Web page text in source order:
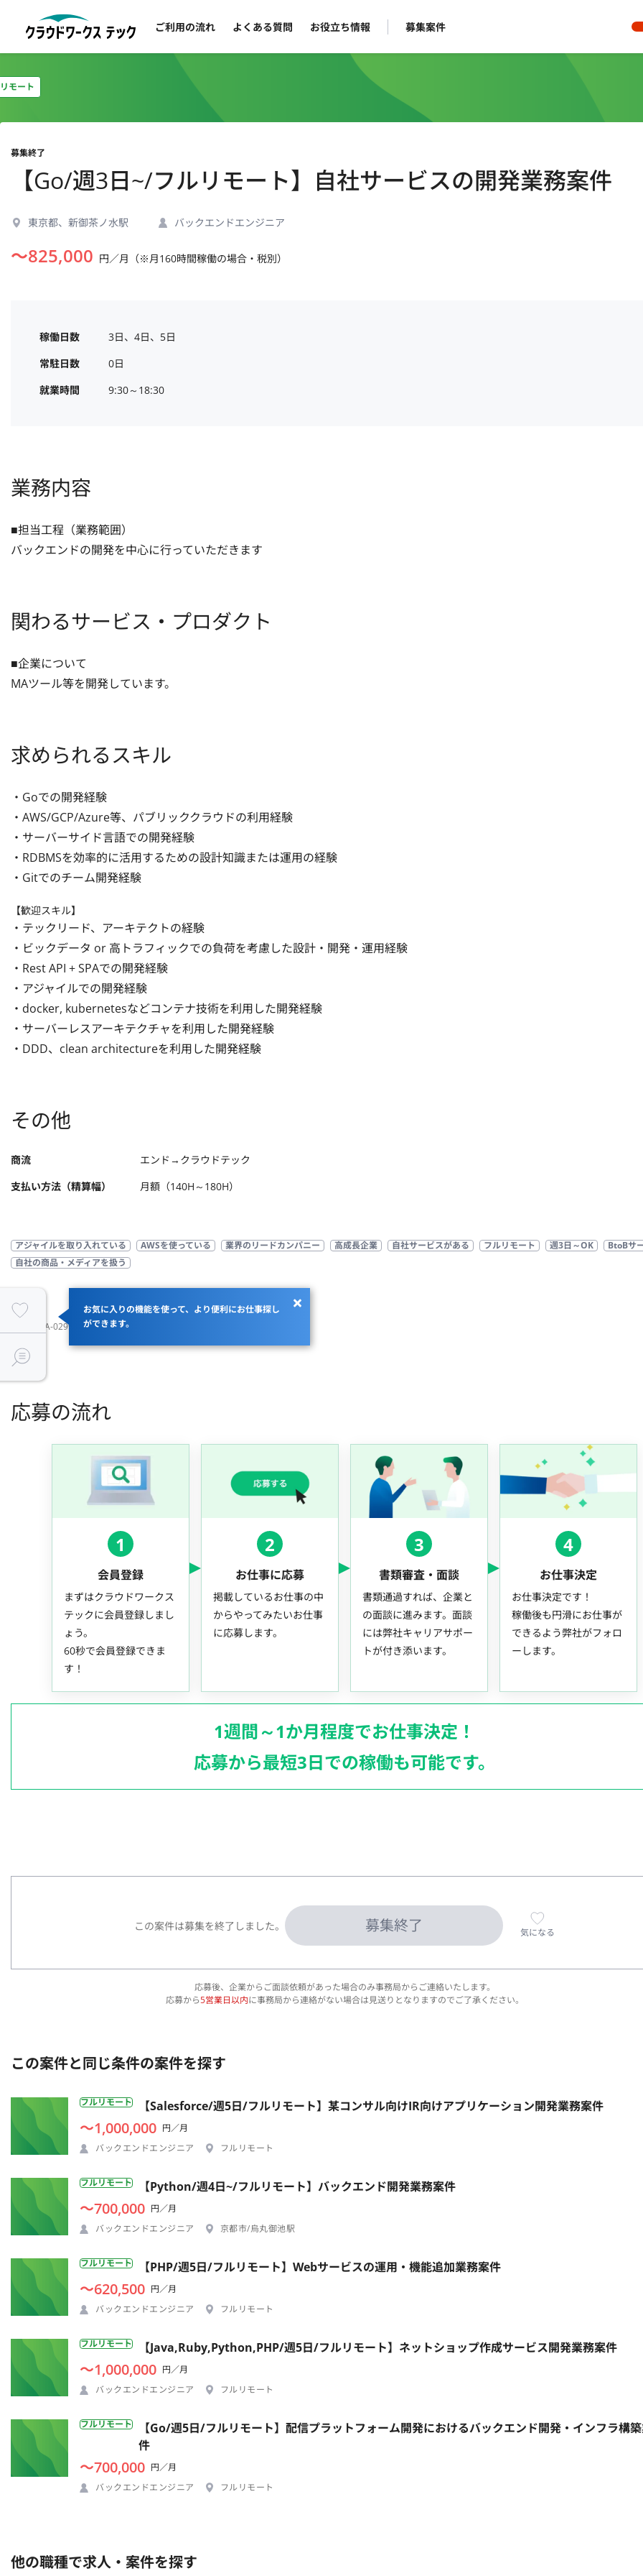
ご利用の流れ よくある質問 お役立ち情報 募集案件
お気に入りの機能を使って、より便利にお仕事探し
ができます。
モート
募集終了
【Go/週3日~/フルリモート】自社サービスの開発業務案件
東京都、新御茶ノ水駅 バックエンドエンジニア
〜825,000 円／月（※月160時間稼働の場合・税別）
稼働日数
3日、4日、5日
常駐日数
0日
就業時間
9:30～18:30
業務内容
■担当工程（業務範囲）
バックエンドの開発を中心に行っていただきます
関わるサービス・プロダクト
■企業について
MAツール等を開発しています。
求められるスキル
・Goでの開発経験
・AWS/GCP/Azure等、パブリッククラウドの利用経験
・サーバーサイド言語での開発経験
・RDBMSを効率的に活用するための設計知識または運用の経験
・Gitでのチーム開発経験
【歓迎スキル】
・テックリード、アーキテクトの経験
・ビックデータ or 高トラフィックでの負荷を考慮した設計・開発・運用経験
・Rest API + SPAでの開発経験
・アジャイルでの開発経験
・docker, kubernetesなどコンテナ技術を利用した開発経験
・サーバーレスアーキテクチャを利用した開発経験
・DDD、clean architectureを利用した開発経験
その他
商流
エンド→クラウドテック
支払い方法（精算幅）
月額（140H～180H）
アジャイルを取り入れている AWSを使っている 業界のリードカンパニー 高成長企業 自社サービスがある フルリモート 週3日～OK
BtoBサ
自社の商品・メディアを扱う
JOBID：JA-029905
応募の流れ
1
会員登録
まずはクラウドワークス
テックに会員登録しまし
ょう。
60秒で会員登録できま
す！
2
お仕事に応募
掲載しているお仕事の中
からやってみたいお仕事
に応募します。
3
書類審査・面談
書類通過すれば、企業と
の面談に進みます。面談
には弊社キャリアサポー
トが付き添います。
4
お仕事決定
お仕事決定です！
稼働後も円滑にお仕事が
できるよう弊社がフォロ
ーします。
1週間～1か月程度でお仕事決定！
応募から最短3日での稼働も可能です。
この案件は募集を終了しました。 募集終了 気になる
応募後、企業からご面談依頼があった場合のみ事務局からご連絡いたします。
応募から5営業日以内に事務局から連絡がない場合は見送りとなりますのでご了承ください。
この案件と同じ条件の案件を探す
フルリモート 【Salesforce/週5日/フルリモート】某コンサル向けIR向けアプリケーション開発業務案件
〜1,000,000 円／月
バックエンドエンジニア
フルリモート
フルリモート 【Python/週4日~/フルリモート】バックエンド開発業務案件
〜700,000 円／月
バックエンドエンジニア
京都市/烏丸御池駅
フルリモート 【PHP/週5日/フルリモート】Webサービスの運用・機能追加業務案件
〜620,500 円／月
バックエンドエンジニア
フルリモート
フルリモート 【Java,Ruby,Python,PHP/週5日/フルリモート】ネットショップ作成サービス開発業務案件
〜1,000,000 円／月
バックエンドエンジニア
フルリモート
フルリモート
【Go/週5日/フルリモート】配信プラットフォーム開発におけるバックエンド開発・インフラ構
件
〜700,000 円／月
バックエンドエンジニア
フルリモート
他の職種で求人・案件を探す